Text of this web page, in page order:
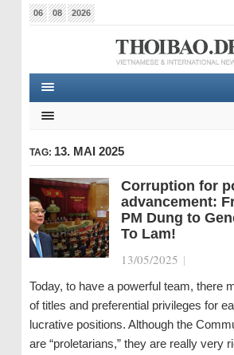
06 08 2026
TAG: 13. MAI 2025
Corruption for
advancement:
PM Dung to
To Lam!
13/05/2025 |
Today, to have a powerful team, there
of titles and preferential privileges for
lucrative positions. Although the
are “proletarians,” they are really very